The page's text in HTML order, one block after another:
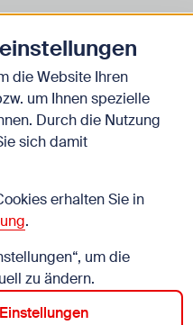
Bereich “Kinder”
6. Mariahilf
die Website Ihren
um Ihnen spezielle
Durch die Nutzung
sich damit
erhalten Sie in
.
um die
zu ändern.